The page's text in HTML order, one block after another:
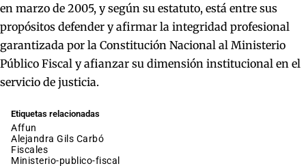
en marzo de 2005, y según su estatuto, está entre sus
propósitos defender y afirmar la integridad profesional
garantizada por la Constitución Nacional al Ministerio
Público Fiscal y afianzar su dimensión institucional en el
servicio de justicia.
Etiquetas relacionadas
affun
Alejandra Gils Carbó
fiscales
ministerio-publico-fiscal